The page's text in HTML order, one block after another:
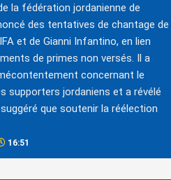
la fédération jordanienne de
des tentatives de chantage de
et de Gianni Infantino, en lien
de primes non versés. Il a
concernant le
supporters jordaniens et a révélé
que soutenir la réélection
16:51